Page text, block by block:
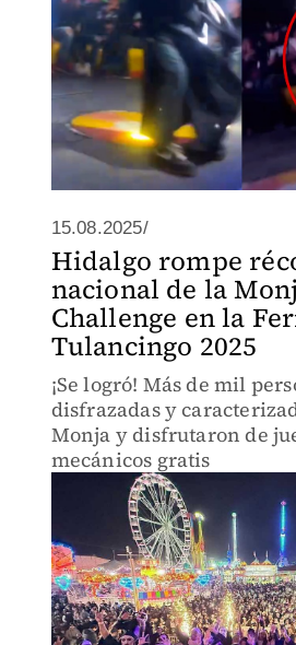
15.08.2025/
Hidalgo rompe
nacional de la
Challenge en la
Tulancingo 2025
¡Se logró! Más de mil
disfrazadas y
Monja y disfrutaron de
mecánicos gratis